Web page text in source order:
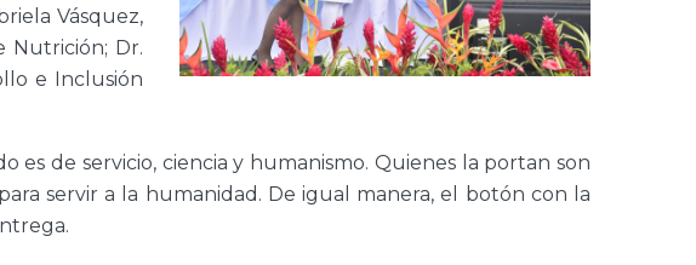
Vásquez,
Nutrición; Dr.
e Inclusión
de servicio, ciencia y humanismo. Quienes la portan son
servir a la humanidad. De igual manera, el botón con la